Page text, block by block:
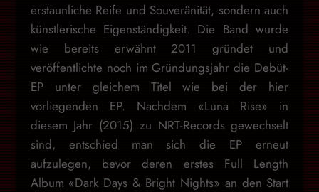
erstaunliche Reife und Souveränität, sondern auch
künstlerische Eigenständigkeit. Die Band wurde
wie bereits erwähnt 2011 gründet und
veröffentlichte noch im Gründungsjahr die Debüt-
EP unter gleichem Titel wie bei der hier
vorliegenden EP. Nachdem «Luna Rise» in
diesem Jahr (2015) zu NRT-Records gewechselt
sind, entschied man sich die EP erneut
aufzulegen, bevor deren erstes Full Length
Album «Dark Days & Bright Nights» an den Start